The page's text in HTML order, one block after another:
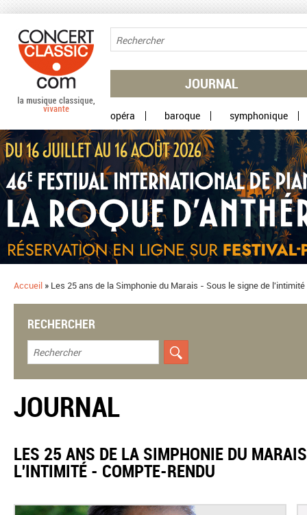
JOURNAL
opéra baroque symphonique
Accueil » Les 25 ans de la Simphonie du Marais - Sous le signe de
RECHERCHER
JOURNAL
LES 25 ANS DE LA SIMPHONIE DU
L'INTIMITÉ - COMPTE-RENDU